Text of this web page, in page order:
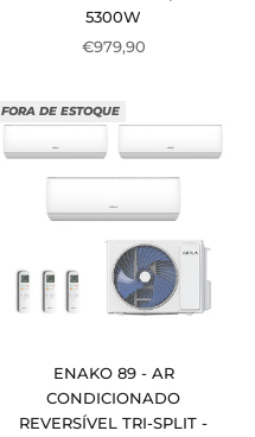
5300W
Preço de venda
€979,90
FORA DE ESTOQUE
ENAKO 89 - AR
CONDICIONADO
REVERSÍVEL TRI-SPLIT -